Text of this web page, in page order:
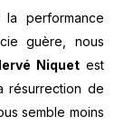
performance
guère, nous
Niquet est
résurrection de
semble moins